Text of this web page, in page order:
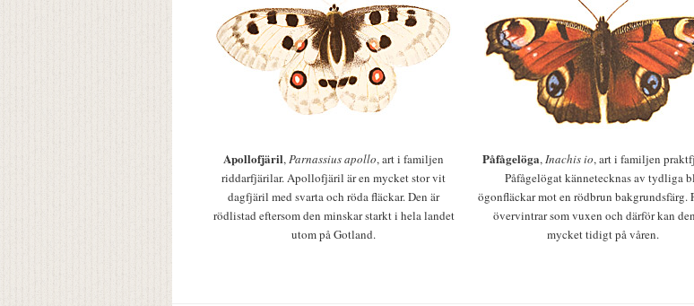
Apollofjäril,Parnassius apollo, art i familjen
riddarfjärilar. Apollofjäril är en mycket stor vit
dagfjäril med svarta och röda fläckar. Den är
rödlistad eftersom den minskar starkt i hela landet
utom på Gotland.
Påfågelöga,Inachis io, art i familjen
Påfågelögat kännetecknas av tydliga
ögonfläckar mot en rödbrun bakgrundsfärg.
övervintrar som vuxen och därför kan
mycket tidigt på våren.